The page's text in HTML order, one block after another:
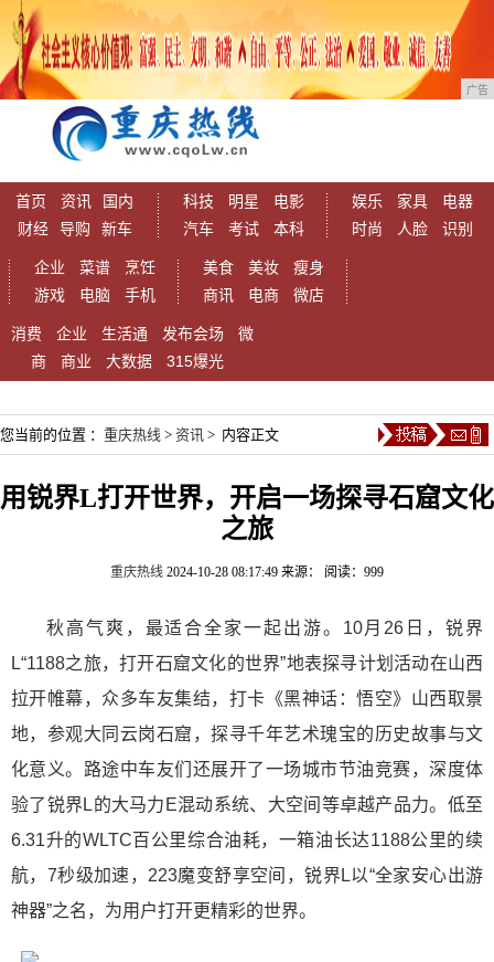
广告
首页 资讯
国内
财经
导购 新车
科技 明星
电影
汽车
考试 本科
娱乐 家具
电器
时尚
人脸 识别
企业 菜谱
烹饪
游戏
电脑 手机
美食 美妆
瘦身
商讯
电商 微店
消费 企业 生活通 发布会场
微
商
商业 大数据 315爆光
您当前的位置 ： 重庆热线 > 资讯 > 内容正文
用锐界L打开世界，开启一场探寻石窟文化
之旅
重庆热线 2024-10-28 08:17:49 来源： 阅读：999
秋高气爽，最适合全家一起出游。10月26日，锐界
L“1188之旅，打开石窟文化的世界”地表探寻计划活动在山西
拉开帷幕，众多车友集结，打卡《黑神话：悟空》山西取景
地，参观大同云岗石窟，探寻千年艺术瑰宝的历史故事与文
化意义。路途中车友们还展开了一场城市节油竞赛，深度体
验了锐界L的大马力E混动系统、大空间等卓越产品力。低至
6.31升的WLTC百公里综合油耗，一箱油长达1188公里的续
航，7秒级加速，223魔变舒享空间，锐界L以“全家安心出游
神器”之名，为用户打开更精彩的世界。